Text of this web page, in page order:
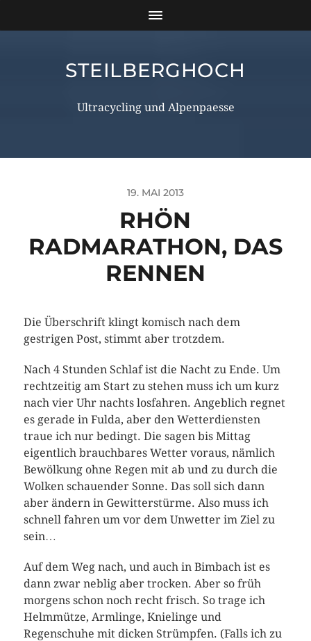
STEILBERGHOCH
Ultracycling und Alpenpaesse
19. MAI 2013
RHÖN
RADMARATHON, DAS
RENNEN
Die Überschrift klingt komisch nach dem
gestrigen Post, stimmt aber trotzdem.
Nach 4 Stunden Schlaf ist die Nacht zu Ende. Um
rechtzeitig am Start zu stehen muss ich um kurz
nach vier Uhr nachts losfahren. Angeblich regnet
es gerade in Fulda, aber den Wetterdiensten
traue ich nur bedingt. Die sagen bis Mittag
eigentlich brauchbares Wetter voraus, nämlich
Bewölkung ohne Regen mit ab und zu durch die
Wolken schauender Sonne. Das soll sich dann
aber ändern in Gewitterstürme. Also muss ich
schnell fahren um vor dem Unwetter im Ziel zu
sein…
Auf dem Weg nach, und auch in Bimbach ist es
dann zwar neblig aber trocken. Aber so früh
morgens schon noch recht frisch. So trage ich
Helmmütze, Armlinge, Knielinge und
Regenschuhe mit dicken Strümpfen. (Falls ich zu